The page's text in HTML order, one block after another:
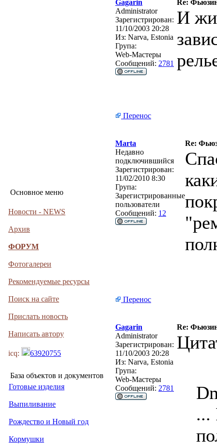
Основное меню
Новости - NEWS
Архив
ФОРУМ
Фотогалереи
Рекомендуемые ресурсы
Поиск на сайте
Прислать новость
Написать автору
icq: 63920755
База объектов и документов
Готовые изделия
Выпиливание
Рождество и Новый год
Кормушки
Gagarin
Re:
Administrator
Зарегистрирован:
11/10/2003 20:28
Из: Narva, Estonia
Група:
Web-Мастеры
Сообщений: 2781
И
Перенос
Marta
Re:
Недавно
подключившийся
Зарегистрирован:
11/02/2010 8:30
Група:
Зарегистрированные
пользователи
Сообщений: 12
Перенос
Gagarin
Re:
Administrator
Зарегистрирован:
11/10/2003 20:28
Из: Narva, Estonia
Група:
Web-Мастеры
Сообщений: 2781
...